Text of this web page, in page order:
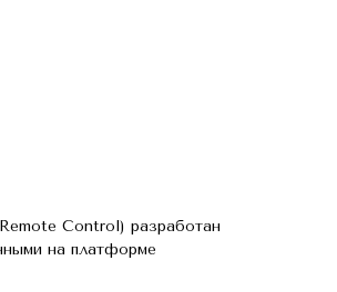
Control) разработан
на платформе